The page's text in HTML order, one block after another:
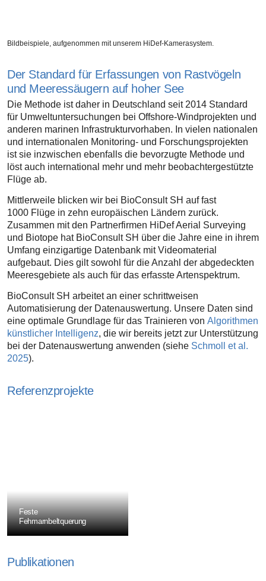
Bildbeispiele, aufgenommen mit unserem HiDef-Kamerasystem.
Der Standard für Erfassungen von Rastvögeln
und Meeressäugern auf hoher See
Die Methode ist daher in Deutschland seit 2014 Standard
für Umweltuntersuchungen bei Offshore-Windprojekten und
anderen marinen Infrastrukturvorhaben. In vielen nationalen
und internationalen Monitoring- und Forschungsprojekten
ist sie inzwischen ebenfalls die bevorzugte Methode und
löst auch international mehr und mehr beobachtergestützte
Flüge ab.
Mittlerweile blicken wir bei BioConsult SH auf fast
1000 Flüge in zehn europäischen Ländern zurück.
Zusammen mit den Partnerfirmen HiDef Aerial Surveying
und Biotope hat BioConsult SH über die Jahre eine in ihrem
Umfang einzigartige Datenbank mit Videomaterial
aufgebaut. Dies gilt sowohl für die Anzahl der abgedeckten
Meeresgebiete als auch für das erfasste Artenspektrum.
BioConsult SH arbeitet an einer schrittweisen
Automatisierung der Datenauswertung. Unsere Daten sind
eine optimale Grundlage für das Trainieren von Algorithmen
künstlicher Intelligenz, die wir bereits jetzt zur Unterstützung
bei der Datenauswertung anwenden (siehe Schmoll et al.
2025).
Referenzprojekte
Feste
Fehmarn­belt­querung
Publikationen